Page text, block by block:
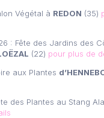
Végétal à REDON (35)
: Fête des Jardins des
(22) pour plus de
aux Plantes
des Plantes au Stang